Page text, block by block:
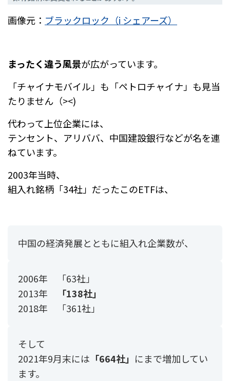
画像元： ブラックロック（i シェアーズ）
まったく違う風景が広がっています。
「チャイナモバイル」も「ペトロチャイナ」も見当
たりません（><)
代わって上位企業には、
テンセント、アリババ、中国建設銀行などが名を連
ねています。
2003年当時、
組入れ銘柄「34社」だったこのETFは、
中国の経済発展とともに組入れ企業数が、
2006年 「63社」
2013年
「138社」
2018年 「361社」
そして
2021年9月末には 「664社」 にまで増加してい
ます。